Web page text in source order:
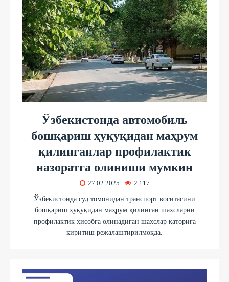
Ўзбекистонда автомобиль
бошқариш ҳуқуқидан маҳрум
қилинганлар профилактик
назоратга олиниши мумкин
27.02.2025 2 117
Ўзбекистонда суд томонидан транспорт воситасини
бошқариш ҳуқуқидан маҳрум қилинган шахсларни
профилактик ҳисобга олинадиган шахслар қаторига
киритиш режалаштирилмоқда.